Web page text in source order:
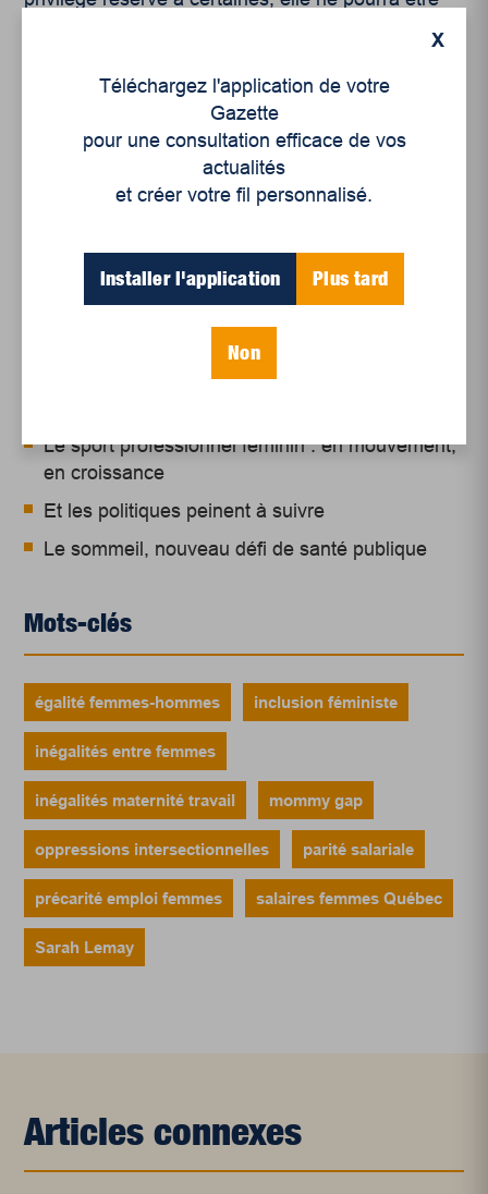
ce qu’une victoire féministe si elle ne profite qu’à
une minorité ?
Articles récents
Un siècle de Mauriciennes dans la presse
Le sport professionnel féminin : en mouvement,
en croissance
Et les politiques peinent à suivre
Le sommeil, nouveau défi de santé publique
Mots-clés
égalité femmes-hommes inclusion féministe
inégalités entre femmes
inégalités maternité travail mommy gap
oppressions intersectionnelles parité salariale
précarité emploi femmes salaires femmes Québec
Sarah Lemay
Articles connexes
X
Téléchargez l'application de votre
Gazette
pour une consultation efficace de vos
actualités
et créer votre fil personnalisé.
Installer l'application Plus tard
Non